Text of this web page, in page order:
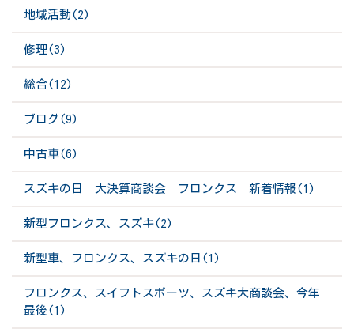
地域活動(2)
修理(3)
総合(12)
ブログ(9)
中古車(6)
スズキの日 大決算商談会 フロンクス 新着情報(1)
新型フロンクス、スズキ(2)
新型車、フロンクス、スズキの日(1)
フロンクス、スイフトスポーツ、スズキ大商談会、今年
最後(1)